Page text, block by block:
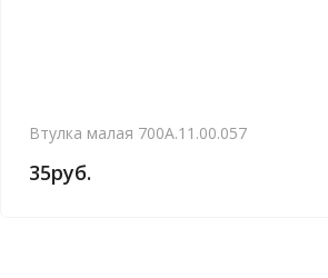
Втулка малая 700А.11.00.057
35руб.